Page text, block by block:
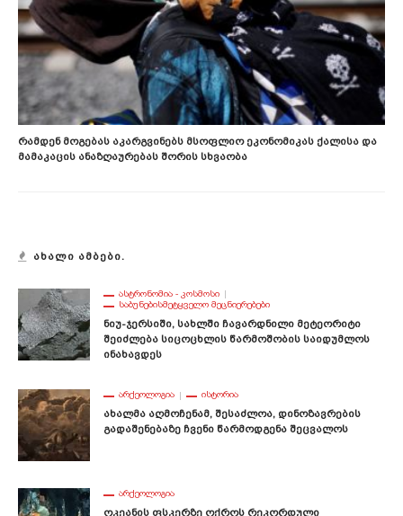
Რამდენ Მოგებას Აკარგვინებს Მსოფლიო Ეკონომიკას Ქალისა Და
Მამაკაცის Ანაზღაურებას Შორის Სხვაობა
ᲐᲮᲐᲚᲘ ᲐᲛᲑᲔᲑᲘ.
ᲐᲡᲢᲠᲝᲜᲝᲛᲘᲐ - ᲙᲝᲡᲛᲝᲡᲘ
ᲡᲐᲑᲣᲜᲔᲑᲘᲡᲛᲔᲢᲧᲕᲔᲚᲝ ᲛᲔᲪᲜᲘᲔᲠᲔᲑᲔᲑᲘ
Ნიუ-Ჯერსიში, Სახლში Ჩავარდნილი Მეტეორიტი
Შეიძლება Სიცოცხლის Წარმოშობის Საიდუმლოს
Ინახავდეს
ᲐᲠᲥᲔᲝᲚᲝᲒᲘᲐ ᲘᲡᲢᲝᲠᲘᲐ
Ახალმა Აღმოჩენამ, Შესაძლოა, Დინოზავრების
Გადაშენებაზე Ჩვენი Წარმოდგენა Შეცვალოს
ᲐᲠᲥᲔᲝᲚᲝᲒᲘᲐ
Ოკეანის Ფსკერზე Ოქროს Რეკორდული